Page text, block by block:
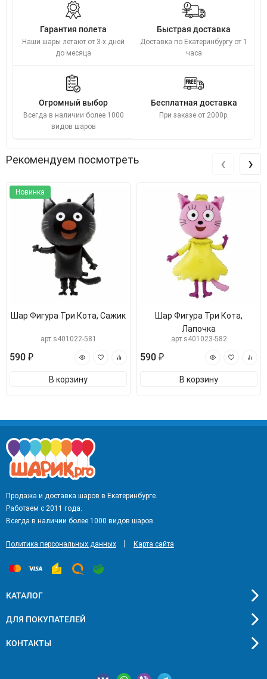
Гарантия полета
Наши шары летают от 3-х дней
до месяца
Быстрая доставка
Доставка по Екатеринбургу от 1
часа
Огромный выбор
Всегда в наличии более 1000
видов шаров
Бесплатная доставка
При заказе от 2000р.
Рекомендуем посмотреть
Новинка
Шар Фигура Три Кота, Сажик
арт.s401022-581
590 ₽
В корзину
Шар Фигура Три Кота,
Лапочка
арт.s401023-582
590 ₽
В корзину
‹ ›
Продажа и доставка шаров в Екатеринбурге.
Работаем с 2011 года.
Всегда в наличии более 1000 видов шаров.
Политика персональных данных Карта сайта
КАТАЛОГ
ДЛЯ ПОКУПАТЕЛЕЙ
КОНТАКТЫ